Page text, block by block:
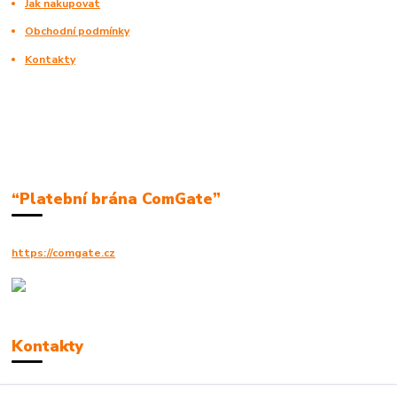
Jak nakupovat
Obchodní podmínky
Kontakty
“Platební brána ComGate”
https://comgate.cz
Kontakty